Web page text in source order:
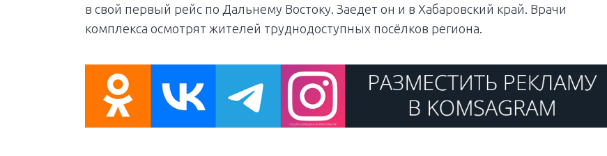
в свой первый рейс по Дальнему Востоку. Заедет он и в Хабаровский край. Врачи
комплекса осмотрят жителей труднодоступных посёлков региона.